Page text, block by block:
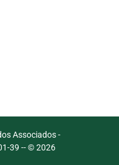
Associados -
39 -- © 2026